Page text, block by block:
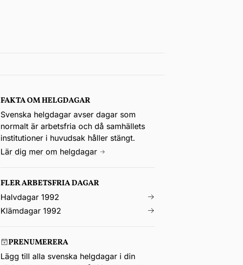
FAKTA OM HELGDAGAR
Svenska helgdagar avser dagar som
normalt är arbetsfria och då samhällets
institutioner i huvudsak håller stängt.
Lär dig mer om helgdagar
FLER ARBETSFRIA DAGAR
Halvdagar 1992
Klämdagar 1992
PRENUMERERA
Lägg till alla svenska helgdagar i din